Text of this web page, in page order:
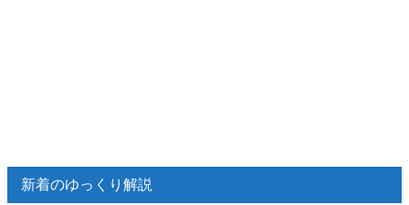
新着のゆっくり解説